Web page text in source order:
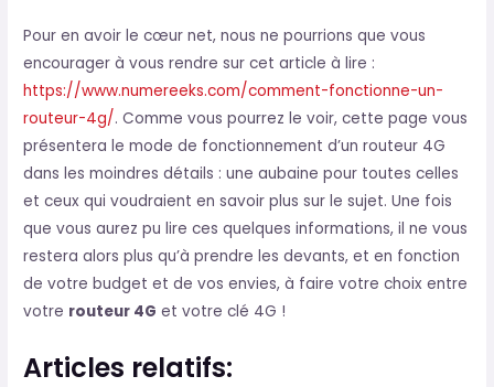
Pour en avoir le cœur net, nous ne pourrions que vous
encourager à vous rendre sur cet article à lire :
https://www.numereeks.com/comment-fonctionne-un-
routeur-4g/. Comme vous pourrez le voir, cette page vous
présentera le mode de fonctionnement d’un routeur 4G
dans les moindres détails : une aubaine pour toutes celles
et ceux qui voudraient en savoir plus sur le sujet. Une fois
que vous aurez pu lire ces quelques informations, il ne vous
restera alors plus qu’à prendre les devants, et en fonction
de votre budget et de vos envies, à faire votre choix entre
votre routeur 4G et votre clé 4G !
Articles relatifs: